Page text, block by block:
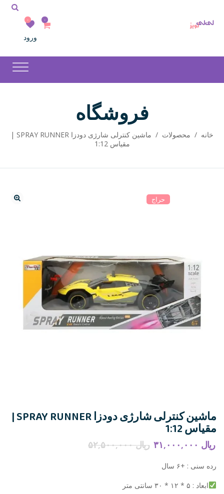
۰ ۰
ورود
فروشگاه
خانه / محصولات /
ماشین کنترلی شارژی دودزا SPRAY RUNNER |
مقیاس 1:12
حراج
ماشین کنترلی شارژی دودزا SPRAY RUNNER |
مقیاس 1:12
ریال ریال۵۲,۵۰۰,۰۰۰
رده سنی : +۶ سال
ابعاد : ۵ * ۱۲ * ۳۰ سانتی متر